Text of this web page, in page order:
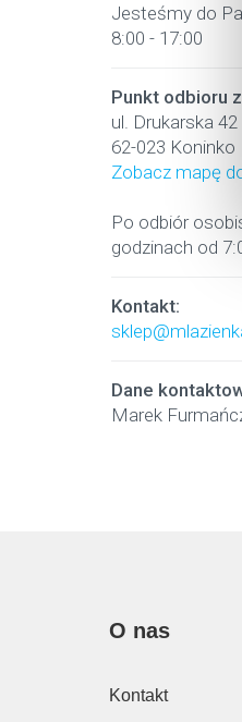
Jesteśmy do
8:00 - 17:00
Punkt odbioru
ul. Drukarska 42
62-023 Koninko
Zobacz mapę
Po odbiór
godzinach od
Kontakt:
Dane
Marek
O nas
Kontakt